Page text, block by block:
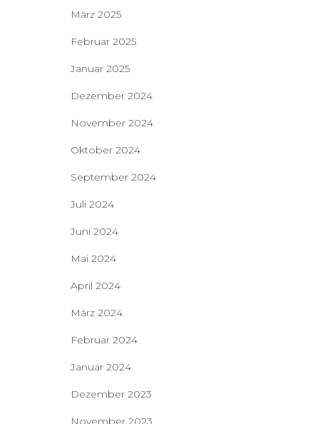
März 2025
Februar 2025
Januar 2025
Dezember 2024
November 2024
Oktober 2024
September 2024
Juli 2024
Juni 2024
Mai 2024
April 2024
März 2024
Februar 2024
Januar 2024
Dezember 2023
November 2023